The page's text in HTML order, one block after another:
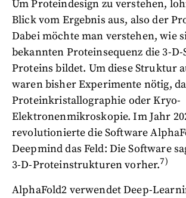
Um Proteindesign zu verstehen,
Blick vom Ergebnis aus, also der
Dabei möchte man verstehen, wie
bekannten Proteinsequenz die 3-
Proteins bildet. Um diese Struktur
waren bisher Experimente nötig,
Proteinkristallographie oder Kryo-
Elektronenmikroskopie. Im Jahr
revolutionierte die Software
Deepmind das Feld: Die Software
3-D-Proteinstrukturen vorher.7)
AlphaFold2 verwendet Deep-